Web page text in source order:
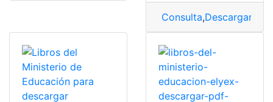
Consulta,Descargar